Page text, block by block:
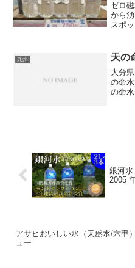
ゼロ
から
スポ
九州 天の
大分
の命
の命
銀河水
2005
アサヒおいしい水（天然水/六甲
ュー